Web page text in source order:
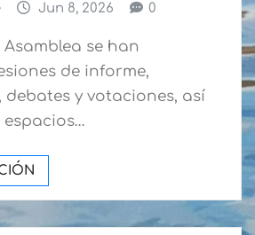
Jun 8, 2026 0
se han
de informe,
debates y votaciones, así